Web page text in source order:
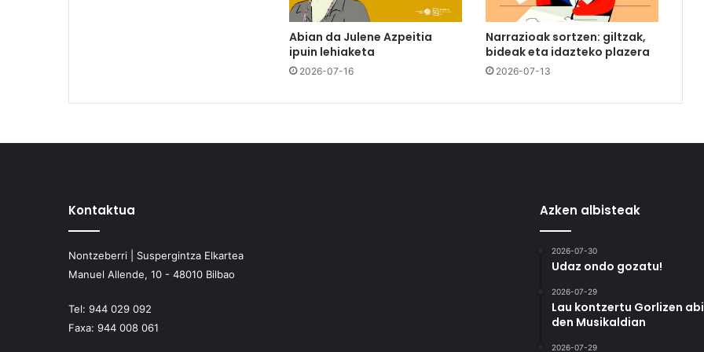
Abian da Julene Azpeitia
ipuin lehiaketa
2026-07-16
Narrazioak sortzen: giltzak,
bideak eta idazteko plazera
2026-07-13
Kontaktua
Nontzeberri | Suspergintza Elkartea
Manuel Allende, 10 - 48010 Bilbao
Tel: 944 029 092
Faxa: 944 008 061
Azken albisteak
2026-07-30
Udaz ondo gozatu!
2026-07-29
Lau kontzertu Gorlizen
den Musikaldian
2026-07-29